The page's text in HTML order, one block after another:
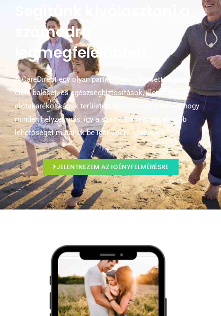
Segítünk kiválasztani a
számodra
legmegfelelőbbet.
A CareDirect egy olyan partner, amely melletted áll az
élet-, baleset- és egészségbiztosítások, illetve az
előtakarékosságok területén. Mivel hiszünk abban, hogy
minden helyzet más, így a számodra legmegfelelőbb
lehetőséget mutatjuk be igényeidre szabva.
JELENTKEZEM AZ IGÉNYFELMÉRÉSRE